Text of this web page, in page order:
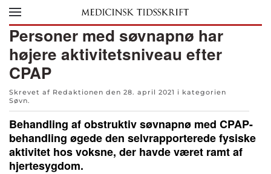
Skip to main content
Personer med søvnapnø har
højere aktivitetsniveau efter
CPAP
Skrevet af Redaktionen den 28. april 2021 i kategorien
Søvn.
Behandling af obstruktiv søvnapnø med CPAP-
behandling øgede den selvrapporterede fysiske
aktivitet hos voksne, der havde været ramt af
hjertesygdom.